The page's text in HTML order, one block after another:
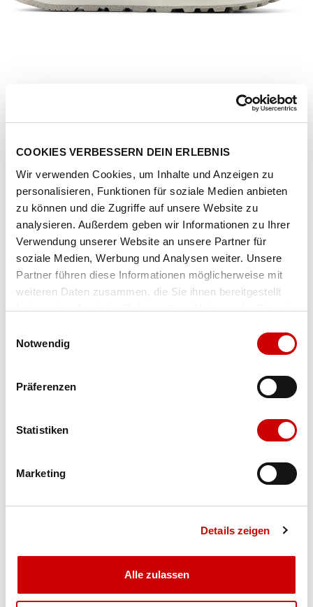
COOKIES VERBESSERN DEIN ERLEBNIS
Wir verwenden Cookies, um Inhalte und Anzeigen zu
personalisieren, Funktionen für soziale Medien anbieten
zu können und die Zugriffe auf unsere Website zu
analysieren. Außerdem geben wir Informationen zu Ihrer
Verwendung unserer Website an unsere Partner für
soziale Medien, Werbung und Analysen weiter. Unsere
Partner führen diese Informationen möglicherweise mit
weiteren Daten zusammen, die Sie ihnen bereitgestellt
haben oder die sie im Rahmen Ihrer Nutzung der Dienste
Notwendig
Präferenzen
Statistiken
Marketing
Details zeigen
Alle zulassen
Artikel-Nr.4001019294-dusk-shower
Farbe dusk shower
IN DEN WARENKORB
Bis 17:00 Uhr bestellen: morgen geliefert - ab CHF 50.00
Produktbeschreibung